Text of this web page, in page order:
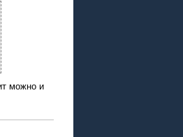
можно и